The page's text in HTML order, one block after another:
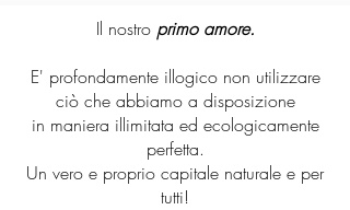
Il nostro primo amore.
E' profondamente illogico non utilizzare
ciò che abbiamo a disposizione
in maniera illimitata ed ecologicamente
perfetta.
Un vero e proprio capitale naturale e per
tutti!